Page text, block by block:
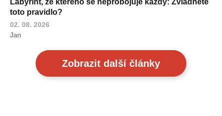
Labyrint, ze kterého se neprobojuje každý: Zvládnete
toto pravidlo?
02. 08. 2026
Jan
Zobrazit další články